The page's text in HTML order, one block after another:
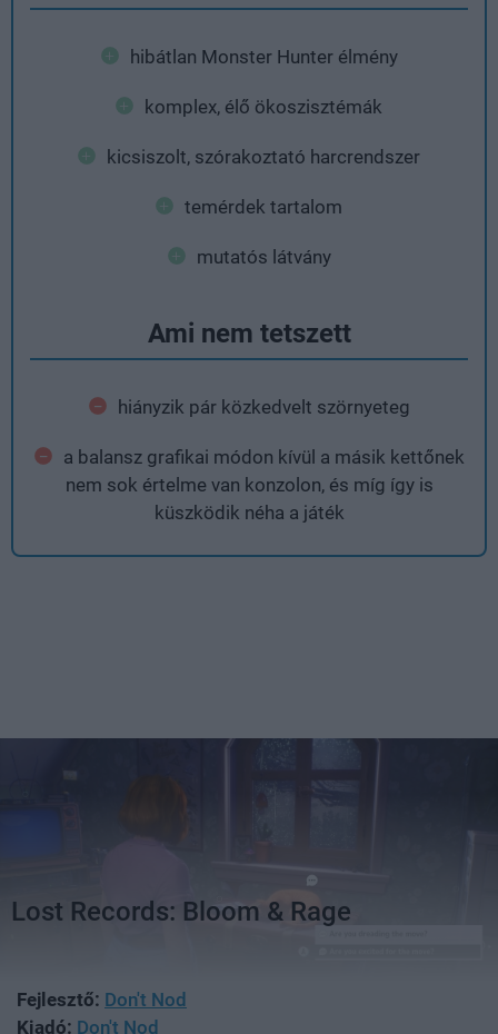
hibátlan Monster Hunter élmény
komplex, élő ökoszisztémák
kicsiszolt, szórakoztató harcrendszer
temérdek tartalom
mutatós látvány
Ami nem tetszett
hiányzik pár közkedvelt szörnyeteg
a balansz grafikai módon kívül a másik kettőnek
nem sok értelme van konzolon, és míg így is
küszködik néha a játék
Lost Records: Bloom & Rage
Fejlesztő: Don't Nod
Kiadó: Don't Nod